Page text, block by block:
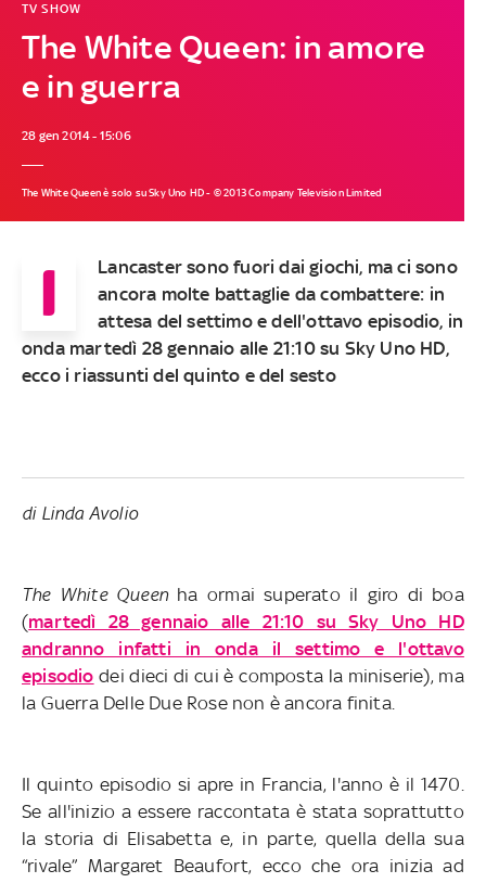
The White Queen: in amore
e in guerra
TV SHOW
28 gen 2014 - 15:06
The White Queen è solo su Sky Uno HD - © 2013 Company Television Limited
I
Lancaster sono fuori dai giochi, ma ci sono
ancora molte battaglie da combattere: in
attesa del settimo e dell'ottavo episodio, in
onda martedì 28 gennaio alle 21:10 su Sky Uno HD,
ecco i riassunti del quinto e del sesto
di Linda Avolio
The White Queenha ormai superato il giro di boa
(martedì 28 gennaio alle 21:10 su Sky Uno HD
andranno infatti in onda il settimo e l'ottavo
episodio dei dieci di cui è composta la miniserie), ma
la Guerra Delle Due Rose non è ancora finita.
Il quinto episodio si apre in Francia, l'anno è il 1470.
Se all'inizio a essere raccontata è stata soprattutto
la storia di Elisabetta e, in parte, quella della sua
“rivale” Margaret Beaufort, ecco che ora inizia ad